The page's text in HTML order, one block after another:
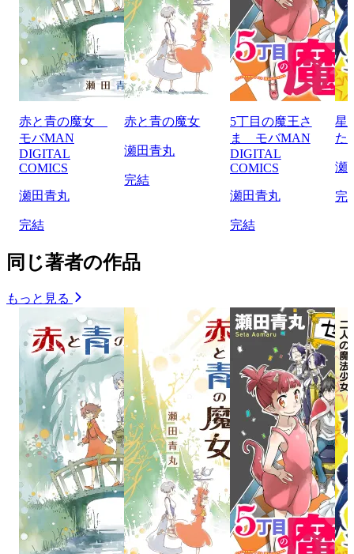
赤と青の魔女
モバMAN
DIGITAL
COMICS
瀬田青丸
完結
赤と青の魔女
瀬田青丸
完結
5丁目の魔王さ
ま モバMAN
DIGITAL
COMICS
瀬田青丸
完結
星
た
瀬
完
同じ著者の作品
もっと見る